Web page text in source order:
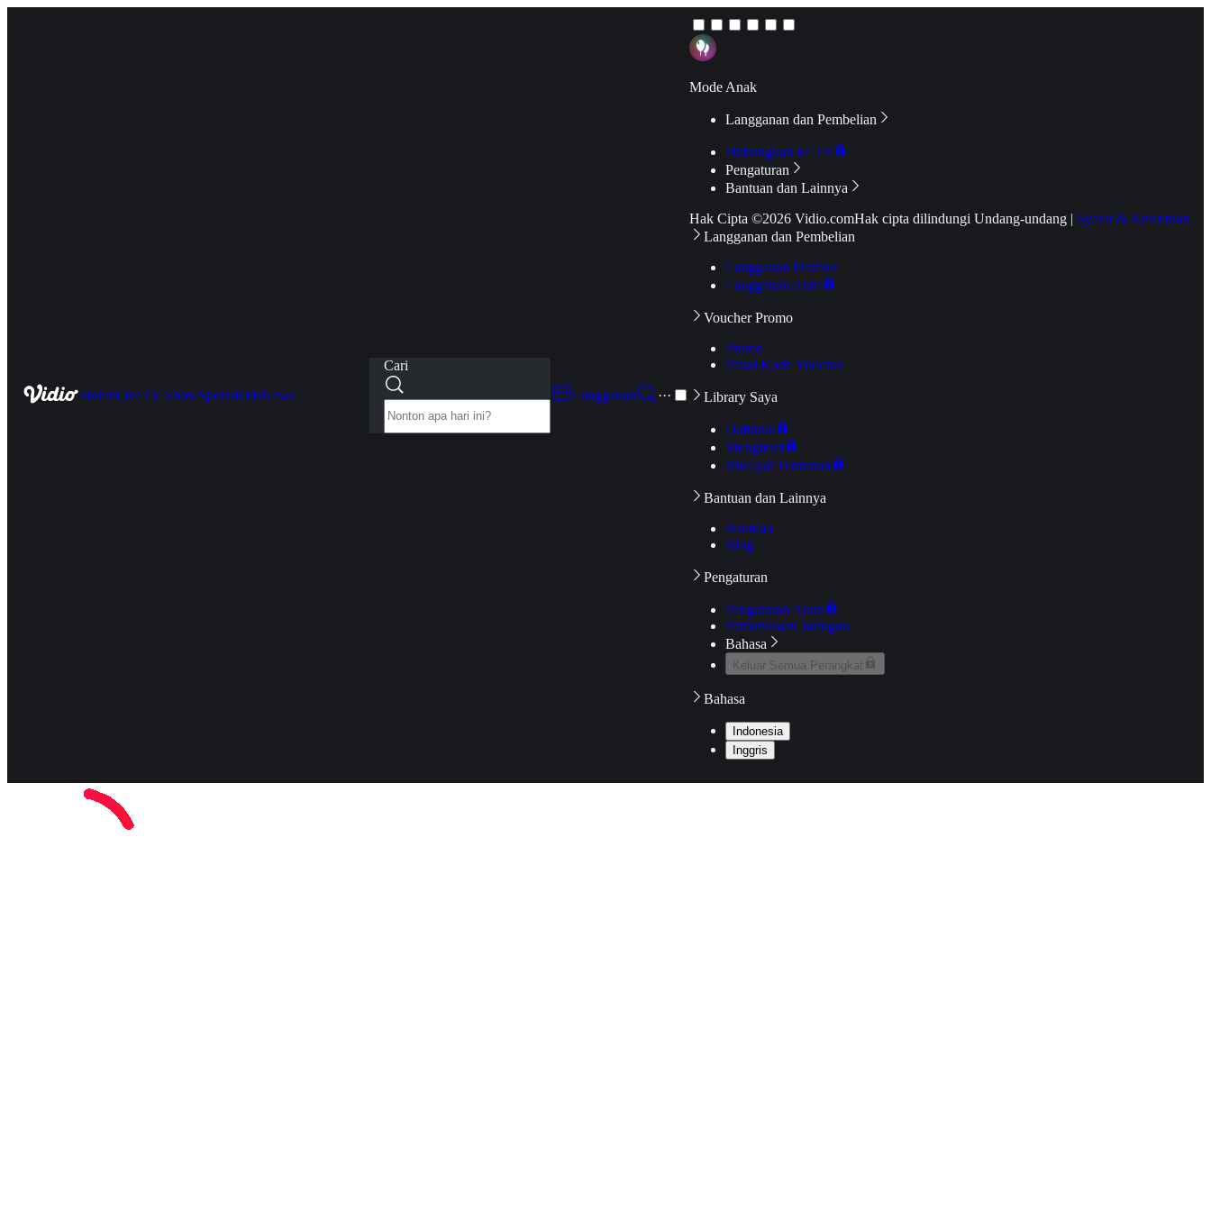
HomeLiveTV ShowSportsKidsNews
Cari
Langganan
···
Mode Anak
Langganan dan Pembelian
Hubungkan ke TV
Pengaturan
Bantuan dan Lainnya
Hak Cipta ©2026 Vidio.comHak cipta dilindungi Undang-undang | Syarat & Ketentuan
Langganan dan Pembelian
Langganan Premier
Langganan Aktif
Voucher Promo
Promo
Pakai Kode Voucher
Library Saya
Daftarku
Mengikuti
Riwayat Tontonan
Bantuan dan Lainnya
Bantuan
Blog
Pengaturan
Pengaturan Akun
Pemeriksaan Jaringan
Bahasa
Keluar Semua Perangkat
Bahasa
Indonesia
Inggris